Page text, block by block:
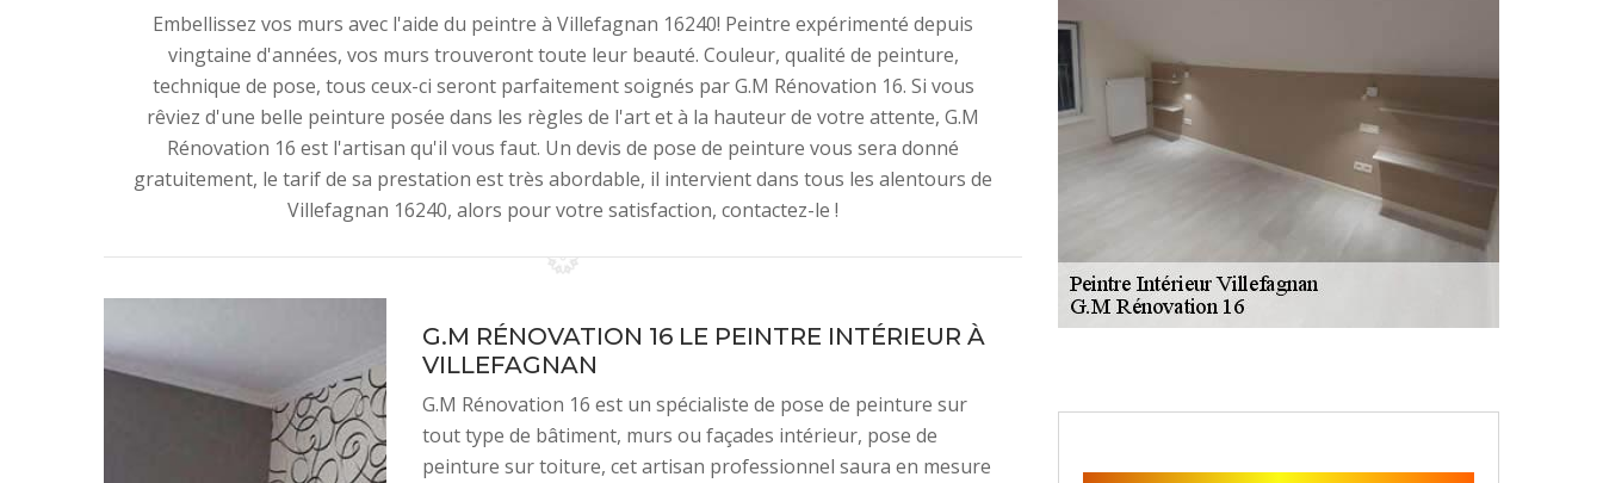
Embellissez vos murs avec l'aide du peintre à Villefagnan 16240! Peintre expérimenté depuis
vingtaine d'années, vos murs trouveront toute leur beauté. Couleur, qualité de peinture,
technique de pose, tous ceux-ci seront parfaitement soignés par G.M Rénovation 16. Si vous
rêviez d'une belle peinture posée dans les règles de l'art et à la hauteur de votre attente, G.M
Rénovation 16 est l'artisan qu'il vous faut. Un devis de pose de peinture vous sera donné
gratuitement, le tarif de sa prestation est très abordable, il intervient dans tous les alentours de
Villefagnan 16240, alors pour votre satisfaction, contactez-le !
G.M RÉNOVATION 16 LE PEINTRE INTÉRIEUR À
VILLEFAGNAN
G.M Rénovation 16 est un spécialiste de pose de peinture sur
tout type de bâtiment, murs ou façades intérieur, pose de
peinture sur toiture, cet artisan professionnel saura en mesure